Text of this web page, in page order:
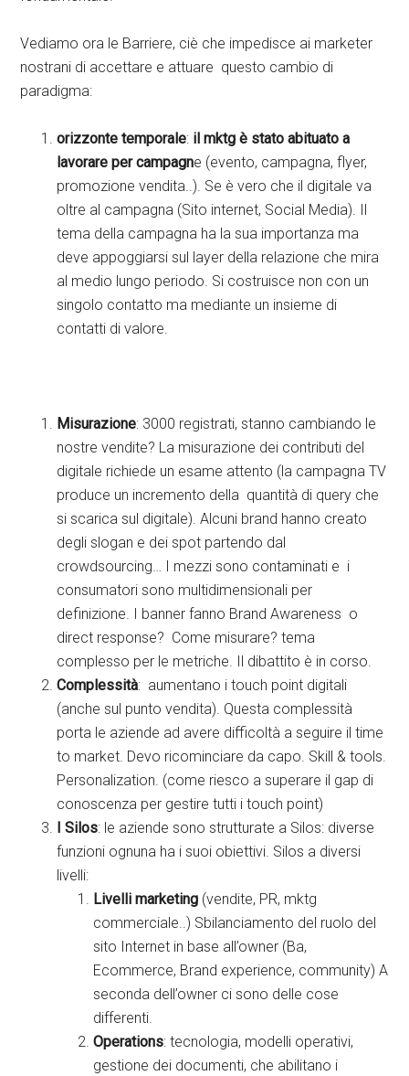
Vediamo ora le Barriere, ciè che impedisce ai marketer
nostrani di accettare e attuare questo cambio di
paradigma:
orizzonte temporale: il mktg è stato abituato a
lavorare per campagne (evento, campagna, flyer,
promozione vendita..). Se è vero che il digitale va
oltre al campagna (Sito internet, Social Media). Il
tema della campagna ha la sua importanza ma
deve appoggiarsi sul layer della relazione che mira
al medio lungo periodo. Si costruisce non con un
singolo contatto ma mediante un insieme di
contatti di valore.
Misurazione: 3000 registrati, stanno cambiando le
nostre vendite? La misurazione dei contributi del
digitale richiede un esame attento (la campagna TV
produce un incremento della quantità di query che
si scarica sul digitale). Alcuni brand hanno creato
degli slogan e dei spot partendo dal
crowdsourcing… I mezzi sono contaminati e i
consumatori sono multidimensionali per
definizione. I banner fanno Brand Awareness o
direct response? Come misurare? tema
complesso per le metriche. Il dibattito è in corso.
Complessità: aumentano i touch point digitali
(anche sul punto vendita). Questa complessità
porta le aziende ad avere difficoltà a seguire il time
to market. Devo ricominciare da capo. Skill & tools.
Personalization. (come riesco a superare il gap di
conoscenza per gestire tutti i touch point)
I Silos: le aziende sono strutturate a Silos: diverse
funzioni ognuna ha i suoi obiettivi. Silos a diversi
livelli:
Livelli marketing (vendite, PR, mktg
commerciale..) Sbilanciamento del ruolo del
sito Internet in base all’owner (Ba,
Ecommerce, Brand experience, community) A
seconda dell’owner ci sono delle cose
differenti.
Operations: tecnologia, modelli operativi,
gestione dei documenti, che abilitano i